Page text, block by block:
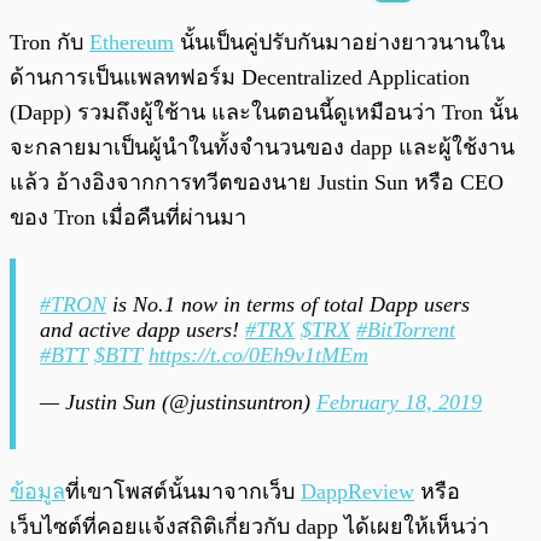
0:00
Tron กับ Ethereum นั้นเป็นคู่ปรับกันมาอย่างยาวนานใน
ด้านการเป็นแพลทฟอร์ม Decentralized Application
(Dapp) รวมถึงผู้ใช้าน และในตอนนี้ดูเหมือนว่า Tron นั้น
จะกลายมาเป็นผู้นำในทั้งจำนวนของ dapp และผู้ใช้งาน
แล้ว อ้างอิงจากการทวีตของนาย Justin Sun หรือ CEO
ของ Tron เมื่อคืนที่ผ่านมา
#TRONis No.1 now in terms of total Dapp users
and active dapp users! #TRX $TRX #BitTorrent
#BTT $BTT https://t.co/0Eh9v1tMEm
— Justin Sun (@justinsuntron) February 18, 2019
ข้อมูลที่เขาโพสต์นั้นมาจากเว็บ DappReview หรือ
เว็บไซต์ที่คอยแจ้งสถิติเกี่ยวกับ dapp ได้เผยให้เห็นว่า